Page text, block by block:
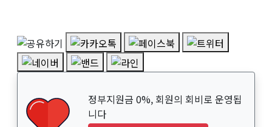
정부지원금 0%, 회원의 회비로 운영됩
니다